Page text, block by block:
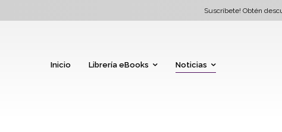
Suscríbete! Obtén
Inicio Librería eBooks Noticias